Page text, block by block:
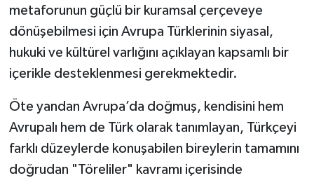
metaforunun güçlü bir kuramsal çerçeveye
dönüşebilmesi için Avrupa Türklerinin siyasal,
hukuki ve kültürel varlığını açıklayan kapsamlı bir
içerikle desteklenmesi gerekmektedir.
Öte yandan Avrupa’da doğmuş, kendisini hem
Avrupalı hem de Türk olarak tanımlayan, Türkçeyi
farklı düzeylerde konuşabilen bireylerin tamamını
doğrudan "Töreliler" kavramı içerisinde